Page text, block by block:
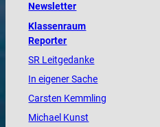
Newsletter
Klassenraum
Reporter
SR Leitgedanke
In eigener Sache
Carsten Kemmling
Michael Kunst